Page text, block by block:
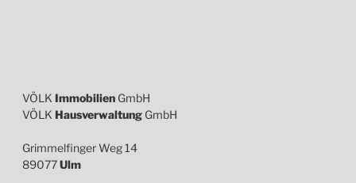
VÖLK Immobilien GmbH
VÖLK Hausverwaltung GmbH
Grimmelfinger Weg 14
89077Ulm